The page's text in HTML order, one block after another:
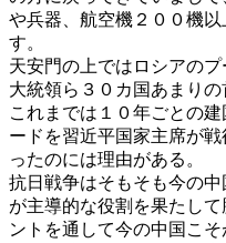
や兵器、航空機２００機
す。
天安門の上ではロシアの
大統領ら３０カ国あまりの
これまでは１０年ごとの
ードを習近平国家主席が
ったのには理由がある。
抗日戦争はそもそも今の
が主導的な役割を果たし
ントを通して今の中国こ